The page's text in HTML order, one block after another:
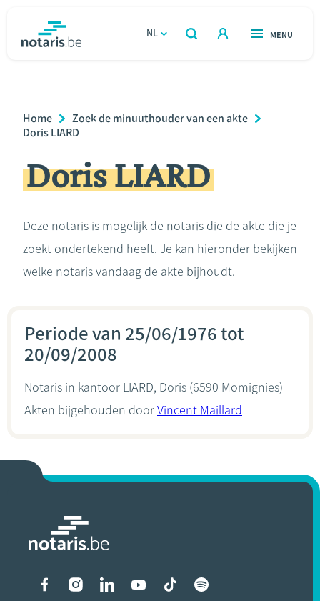
gaan
NL
OPEN
ZOEKEN
OPEN
MENU
Relatie & samenleven
Erven & schenken
Over de notaris
Breadcrumb
Home
Zoek de minuuthouder van een akte
Doris LIARD
Doris LIARD
Deze notaris is mogelijk de notaris die de akte die je
zoekt ondertekend heeft. Je kan hieronder bekijken
welke notaris vandaag de akte bijhoudt.
Periode van 25/06/1976 tot
20/09/2008
Notaris in kantoor LIARD, Doris (6590 Momignies)
Akten bijgehouden doorVincent Maillard
Liens vers les réseaux